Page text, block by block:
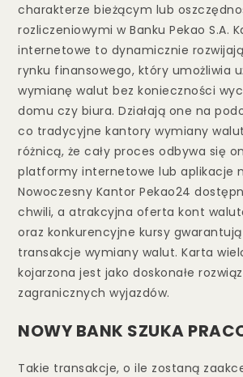
charakterze bieżącym lub
rozliczeniowymi w Banku Pekao S.A.
internetowe to dynamicznie
rynku finansowego, który umożliwia
wymianę walut bez konieczności
domu czy biura. Działają one na
co tradycyjne kantory wymiany
różnicą, że cały proces odbywa się
platformy internetowe lub aplikacje
Nowoczesny Kantor Pekao24
chwili, a atrakcyjna oferta kont
oraz konkurencyjne kursy
transakcje wymiany walut. Karta
kojarzona jest jako doskonałe
zagranicznych wyjazdów.
NOWY BANK SZUKA
Takie transakcje, o ile zostaną